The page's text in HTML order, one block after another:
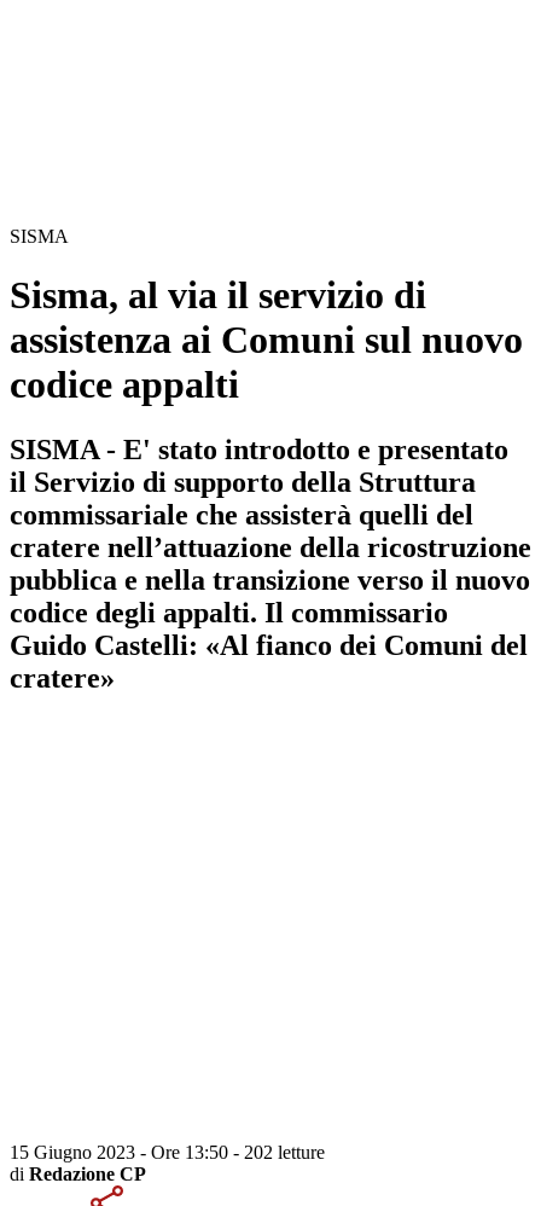
SISMA
Sisma, al via il servizio di
assistenza ai Comuni sul nuovo
codice appalti
SISMA - E' stato introdotto e presentato
il Servizio di supporto della Struttura
commissariale che assisterà quelli del
cratere nell’attuazione della ricostruzione
pubblica e nella transizione verso il nuovo
codice degli appalti. Il commissario
Guido Castelli: «Al fianco dei Comuni del
cratere»
15 Giugno 2023 - Ore 13:50 - 202 letture
di Redazione CP